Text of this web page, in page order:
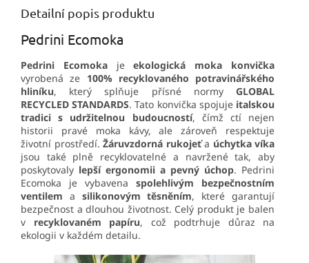
Detailní popis produktu
Pedrini Ecomoka
Pedrini Ecomokajeekologická moka konvička
vyrobená ze 100% recyklovaného potravinářského
hliníku, který splňuje přísné normy GLOBAL
RECYCLED STANDARDS. Tato konvička spojuje italskou
tradici s udržitelnou budoucností, čímž ctí nejen
historii pravé moka kávy, ale zároveň respektuje
životní prostředí. Žáruvzdorná rukojeťa úchytka víka
jsou také plně recyklovatelné a navržené tak, aby
poskytovaly lepší ergonomii a pevný úchop. Pedrini
Ecomoka je vybavena spolehlivým bezpečnostním
ventilem a silikonovým těsněním, které garantují
bezpečnost a dlouhou životnost. Celý produkt je balen
v recyklovaném papíru, což podtrhuje důraz na
ekologii v každém detailu.